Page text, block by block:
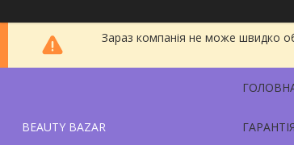
Зараз компанія не може швидко
BEAUTY BAZAR